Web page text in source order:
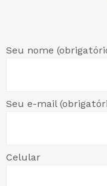
Seu nome
Seu e-mail
Celular